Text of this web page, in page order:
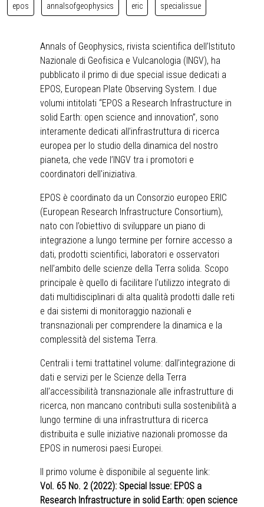
epos annalsofgeophysics eric specialissue
Annals of Geophysics, rivista scientifica dell’Istituto
Nazionale di Geofisica e Vulcanologia (INGV), ha
pubblicato il primo di due special issue dedicati a
EPOS, European Plate Observing System. I due
volumi intitolati “EPOS a Research Infrastructure in
solid Earth: open science and innovation”, sono
interamente dedicati all’infrastruttura di ricerca
europea per lo studio della dinamica del nostro
pianeta, che vede l’INGV tra i promotori e
coordinatori dell'iniziativa.
EPOS è coordinato da un Consorzio europeo ERIC
(European Research Infrastructure Consortium),
nato con l’obiettivo di sviluppare un piano di
integrazione a lungo termine per fornire accesso a
dati, prodotti scientifici, laboratori e osservatori
nell’ambito delle scienze della Terra solida. Scopo
principale è quello di facilitare l'utilizzo integrato di
dati multidisciplinari di alta qualità prodotti dalle reti
e dai sistemi di monitoraggio nazionali e
transnazionali per comprendere la dinamica e la
complessità del sistema Terra.
Centrali i temi trattatinel volume: dall’integrazione di
dati e servizi per le Scienze della Terra
all’accessibilità transnazionale alle infrastrutture di
ricerca, non mancano contributi sulla sostenibilità a
lungo termine di una infrastruttura di ricerca
distribuita e sulle iniziative nazionali promosse da
EPOS in numerosi paesi Europei.
Il primo volume è disponibile al seguente link:
Vol. 65 No. 2 (2022): Special Issue: EPOS a
Research Infrastructure in solid Earth: open science